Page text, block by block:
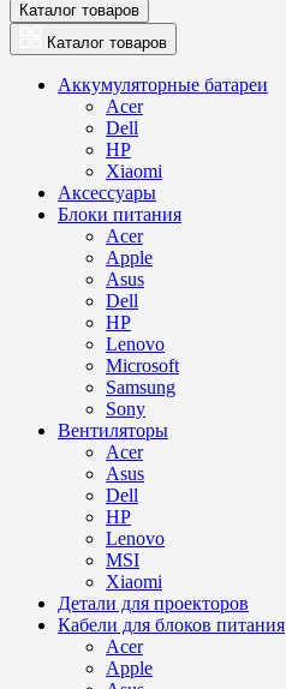
Каталог товаров
Каталог товаров
Аккумуляторные батареи
Acer
Dell
HP
Xiaomi
Аксессуары
Блоки питания
Acer
Apple
Asus
Dell
HP
Lenovo
Microsoft
Samsung
Sony
Вентиляторы
Acer
Asus
Dell
HP
Lenovo
MSI
Xiaomi
Детали для проекторов
Кабели для блоков питания
Acer
Apple